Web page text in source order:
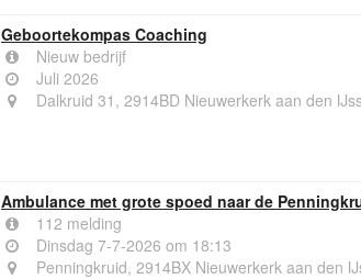
Geboortekompas Coaching
Nieuw bedrijf
Juli 2026
Dalkruid 31, 2914BD Nieuwerkerk aan den
Ambulance met grote spoed naar de
112 melding
Dinsdag 7-7-2026 om 18:13
Penningkruid, 2914BX Nieuwerkerk aan den